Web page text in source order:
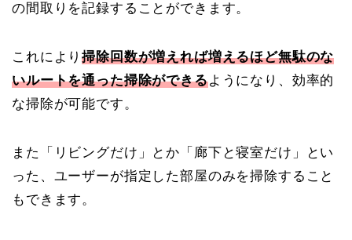
の間取りを記録することができます。
これにより掃除回数が増えれば増えるほど無駄のな
いルートを通った掃除ができるようになり、効率的
な掃除が可能です。
また「リビングだけ」とか「廊下と寝室だけ」とい
った、ユーザーが指定した部屋のみを掃除すること
もできます。